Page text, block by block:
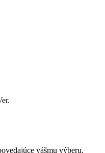
vášmu výberu.